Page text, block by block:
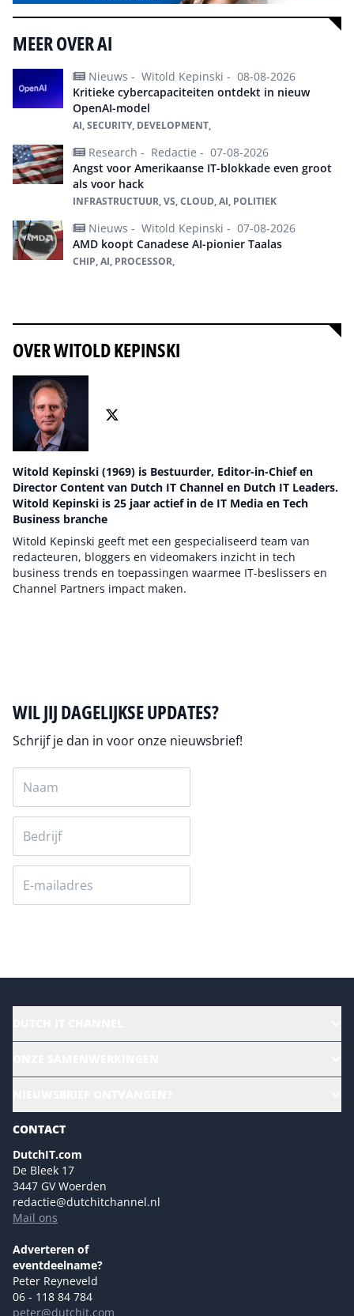
MEER OVER AI
Nieuws - Witold Kepinski - 08-08-2026
Kritieke cybercapaciteiten ontdekt in nieuw
OpenAI-model
AI, SECURITY, DEVELOPMENT,
Research - Redactie - 07-08-2026
Angst voor Amerikaanse IT-blokkade even groot
als voor hack
INFRASTRUCTUUR, VS, CLOUD, AI, POLITIEK
Nieuws - Witold Kepinski - 07-08-2026
AMD koopt Canadese AI-pionier Taalas
CHIP, AI, PROCESSOR,
OVER WITOLD KEPINSKI
Witold Kepinski (1969) is Bestuurder, Editor-in-Chief en
Director Content van Dutch IT Channel en Dutch IT Leaders.
Witold Kepinski is 25 jaar actief in de IT Media en Tech
Business branche
Witold Kepinski geeft met een gespecialiseerd team van
redacteuren, bloggers en videomakers inzicht in tech
business trends en toepassingen waarmee IT-beslissers en
Channel Partners impact maken.
WIL JIJ DAGELIJKSE UPDATES?
Schrijf je dan in voor onze nieuwsbrief!
Magazines
Marketingmogelijkheden 2026
Eventmogelijkheden 2026
Advertising opportunities 2026 ENG
Event opportunities 2026 ENG
NL Digital
Versturen
CONTACT
DutchIT.com
De Bleek 17
3447 GV Woerden
redactie@dutchitchannel.nl
Mail ons
Adverteren of
eventdeelname?
Peter Reyneveld
06 - 118 84 784
peter@dutchit.com